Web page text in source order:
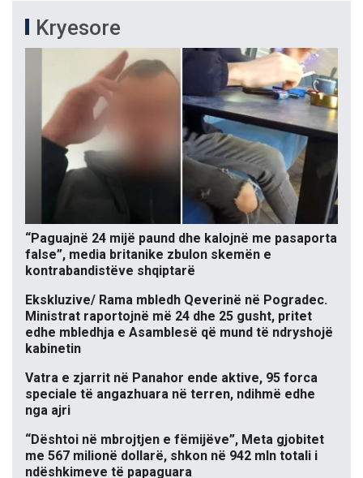
Kryesore
“Paguajnë 24 mijë paund dhe kalojnë me pasaporta
false”, media britanike zbulon skemën e
kontrabandistëve shqiptarë
Ekskluzive/ Rama mbledh Qeverinë në Pogradec.
Ministrat raportojnë më 24 dhe 25 gusht, pritet
edhe mbledhja e Asamblesë që mund të ndryshojë
kabinetin
Vatra e zjarrit në Panahor ende aktive, 95 forca
speciale të angazhuara në terren, ndihmë edhe
nga ajri
“Dështoi në mbrojtjen e fëmijëve”, Meta gjobitet
me 567 milionë dollarë, shkon në 942 mln totali i
ndëshkimeve të papaguara